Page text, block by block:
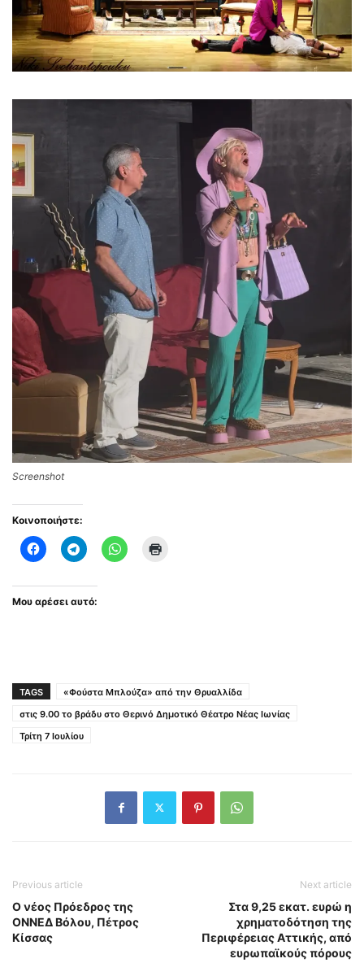
Screenshot
Κοινοποιήστε:
Μου αρέσει αυτό:
TAGS
«Φούστα Μπλούζα» από την Θρυαλλίδα
στις 9.00 το βράδυ στο Θερινό Δημοτικό Θέατρο Νέας Ιωνίας
Τρίτη 7 Ιουλίου
Previous article
Ο νέος Πρόεδρος της
ΟΝΝΕΔ Βόλου, Πέτρος
Κίσσας
Next article
Στα 9,25 εκατ. ευρώ η
χρηματοδότηση της
Περιφέρειας Αττικής, από
ευρωπαϊκούς πόρους